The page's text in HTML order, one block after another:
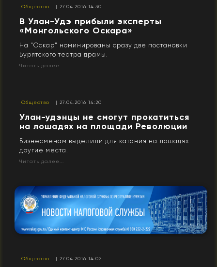
Общество | 27.04.2016 14:30
В Улан-Удэ прибыли эксперты
«Монгольского Оскара»
На "Оскар" номинированы сразу две постановки
Бурятского театра драмы.
Читать далее...
Общество | 27.04.2016 14:20
Улан-удэнцы не смогут прокатиться
на лошадях на площади Революции
Бизнесменам выделили для катания на лошадях
другие места.
Читать далее...
Общество | 27.04.2016 14:02